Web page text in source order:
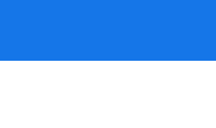
味、暗号有理